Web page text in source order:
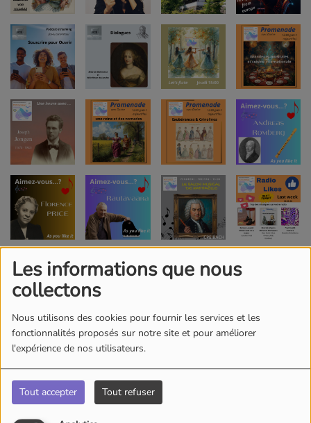
Les informations que nous
collectons
Nous utilisons des cookies pour fournir les services et les
fonctionnalités proposés sur notre site et pour améliorer
l'expérience de nos utilisateurs.
Tout accepter Tout refuser